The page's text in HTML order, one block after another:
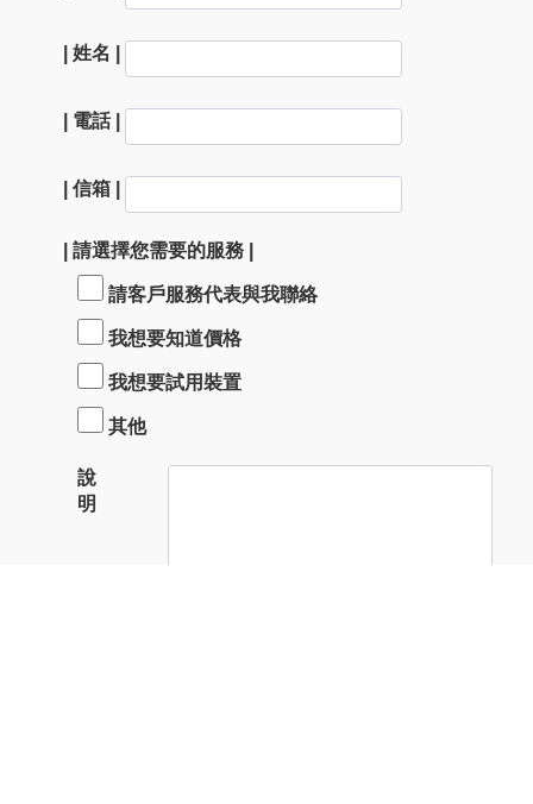
| 姓名 |
| 電話 |
| 信箱 |
| 請選擇您需要的服務 |
請客戶服務代表與我聯絡
我想要知道價格
我想要試用裝置
其他
說
明